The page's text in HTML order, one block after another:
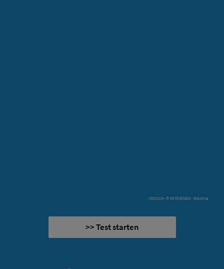
iStock-519159082-baona
>> Test starten